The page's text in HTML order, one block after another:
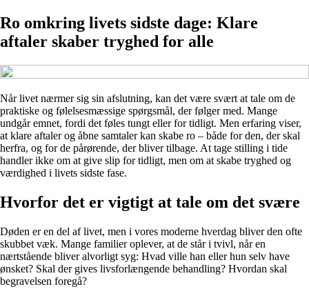
Ro omkring livets sidste dage: Klare
aftaler skaber tryghed for alle
Når livet nærmer sig sin afslutning, kan det være svært at tale om de
praktiske og følelsesmæssige spørgsmål, der følger med. Mange
undgår emnet, fordi det føles tungt eller for tidligt. Men erfaring viser,
at klare aftaler og åbne samtaler kan skabe ro – både for den, der skal
herfra, og for de pårørende, der bliver tilbage. At tage stilling i tide
handler ikke om at give slip for tidligt, men om at skabe tryghed og
værdighed i livets sidste fase.
Hvorfor det er vigtigt at tale om det svære
Døden er en del af livet, men i vores moderne hverdag bliver den ofte
skubbet væk. Mange familier oplever, at de står i tvivl, når en
nærtstående bliver alvorligt syg: Hvad ville han eller hun selv have
ønsket? Skal der gives livsforlængende behandling? Hvordan skal
begravelsen foregå?